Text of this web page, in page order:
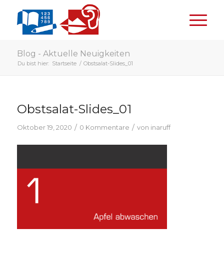
Blog - Aktuelle Neuigkeiten
Du bist hier: Startseite / Obstsalat-Slides_01
Obstsalat-Slides_01
Oktober 19, 2020 / 0 Kommentare / von inaruff